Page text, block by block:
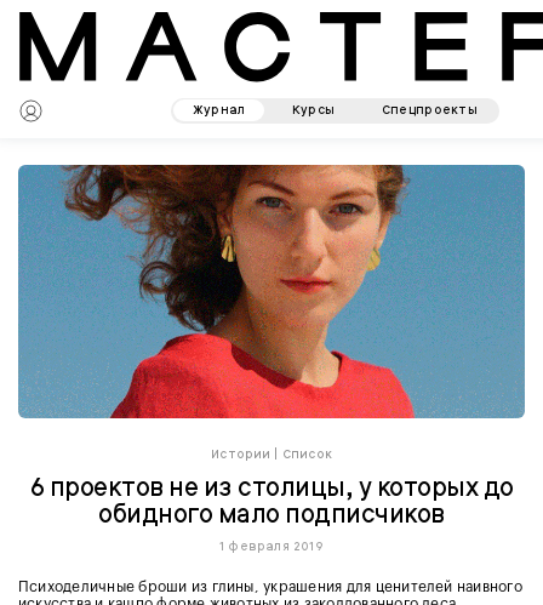
Журнал Курсы Спецпроекты
Истории Список
6 проектов не из столицы, у которых до
обидного мало подписчиков
1 февраля 2019
Психоделичные броши из глины, украшения для ценителей наивного